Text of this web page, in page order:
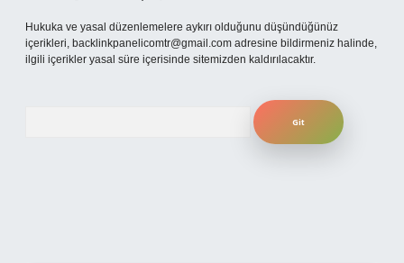
Hukuka ve yasal düzenlemelere aykırı olduğunu düşündüğünüz
içerikleri, backlinkpanelicomtr@gmail.com adresine bildirmeniz halinde,
ilgili içerikler yasal süre içerisinde sitemizden kaldırılacaktır.